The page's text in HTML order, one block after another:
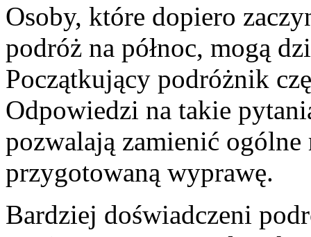
Osoby, które dopiero
podróż na północ, mogą
Początkujący podróżnik
Odpowiedzi na takie
pozwalają zamienić ogólne
przygotowaną wyprawę.
Bardziej doświadczeni